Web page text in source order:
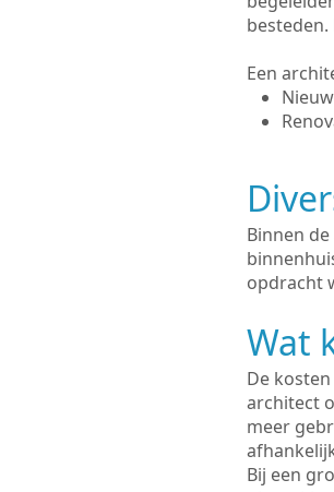
Een
Binnen
opdracht
Wat
De
architect
meer
Bij een